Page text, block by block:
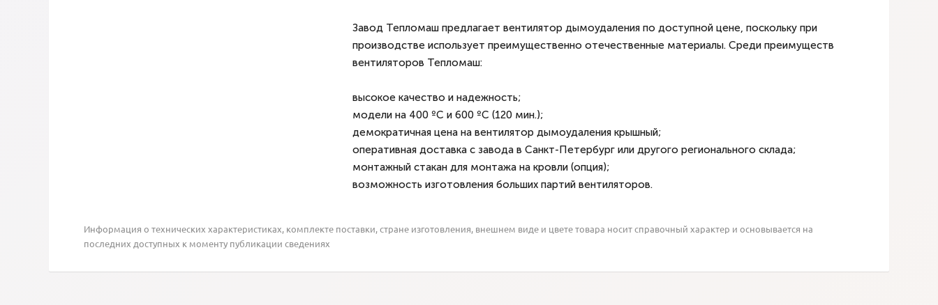
Завод Тепломаш предлагает вентилятор дымоудаления по доступной цене, поскольку при
производстве использует преимущественно отечественные материалы. Среди преимуществ
вентиляторов Тепломаш:
высокое качество и надежность;
модели на 400 ºС и 600 ºС (120 мин.);
демократичная цена на вентилятор дымоудаления крышный;
оперативная доставка с завода в Санкт-Петербург или другого регионального склада;
монтажный стакан для монтажа на кровли (опция);
возможность изготовления больших партий вентиляторов.
Информация о технических характеристиках, комплекте поставки, стране изготовления, внешнем виде и цвете товара носит справочный характер и основывается на
последних доступных к моменту публикации сведениях